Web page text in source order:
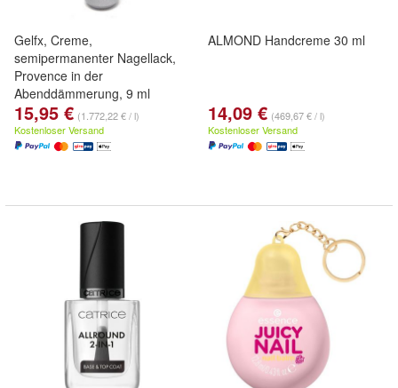
Gelfx, Creme,
semipermanenter Nagellack,
Provence in der
Abenddämmerung, 9 ml
15,95 € (1.772,22 € / l)
Kostenloser Versand
ALMOND Handcreme 30 ml
14,09 € (469,67 € / l)
Kostenloser Versand